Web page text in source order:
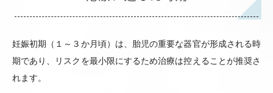
妊娠初期（１～３か月頃）は、胎児の重要な器官が形成される時
期であり、リスクを最小限にするため治療は控えることが推奨さ
れます。